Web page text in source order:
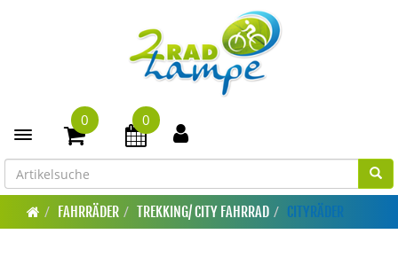
Toggle navigation
0 0
FAHRRÄDER TREKKING/ CITY FAHRRAD CITYRÄDER